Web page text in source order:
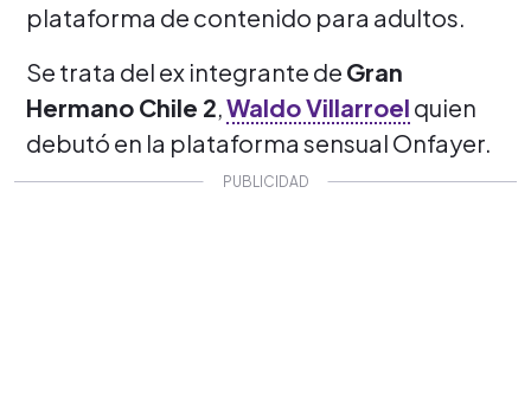
plataforma de contenido para adultos.
Se trata del ex integrante de Gran
Hermano Chile 2, Waldo Villarroel quien
debutó en la plataforma sensual Onfayer.